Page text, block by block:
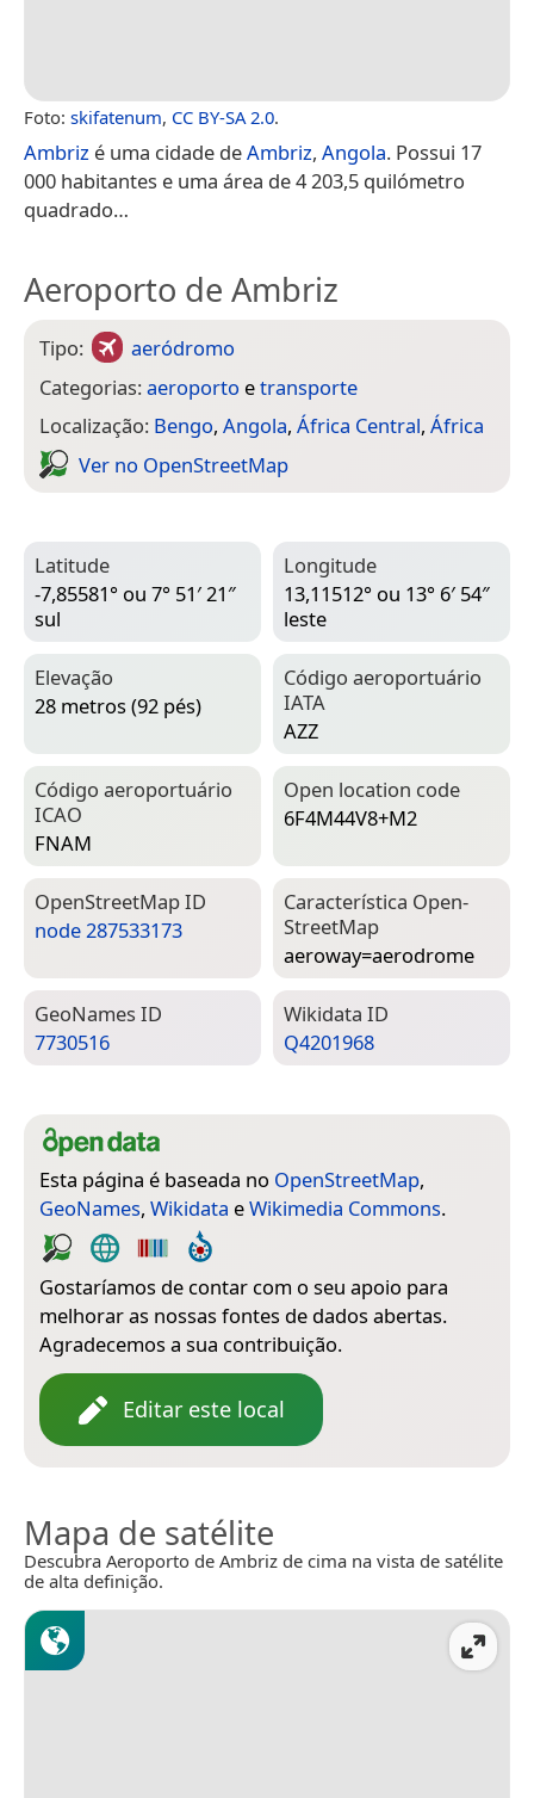
Foto: skifatenum, CC BY-SA 2.0.
Ambriz é uma cidade deAmbriz, Angola. Possui 17
000 habitantes e uma área de 4 203,5 quilómetro
quadrado…
Aeroporto de Ambriz
Tipo:
aeródromo
Categorias:aeroporto etransporte
Localização: Bengo, Angola, África Central, África
Ver no Open­Street­Map
Latitude
-7,85581° ou 7° 51′ 21″
sul
Longitude
13,11512° ou 13° 6′ 54″
leste
Elevação
28 metros (92 pés)
Código aeroportuário
IATA
AZZ
Código aeroportuário
ICAO
FNAM
Open location code
6F4M44V8+M2
Open­Street­Map ID
node 287533173
Característica Open­
Street­Map
aeroway=­aerodrome
Geo­Names ID
7730516
Wiki­data ID
Q4201968
Esta página é baseada no OpenStreetMap,
GeoNames, Wikidata eWikimedia Commons.
Gostaríamos de contar com o seu apoio para
melhorar as nossas fontes de dados abertas.
Agradecemos a sua contribuição.
Editar este local
Mapa de satélite
Descubra Aeroporto de Ambriz de cima na vista de satélite
de alta definição.